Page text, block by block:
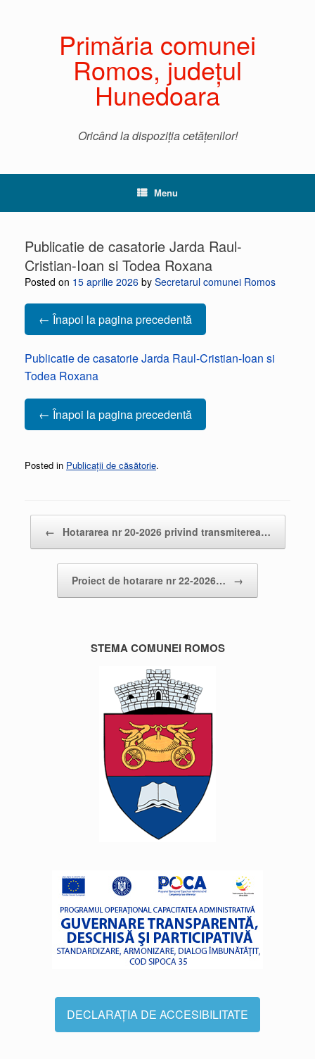
Primăria comunei
Romos, județul
Hunedoara
Oricând la dispoziția cetățenilor!
Menu
Publicatie de casatorie Jarda Raul-
Cristian-Ioan si Todea Roxana
Posted on 15 aprilie 2026 by Secretarul comunei Romos
← Înapoi la pagina precedentă
Publicatie de casatorie Jarda Raul-Cristian-Ioan si
Todea Roxana
← Înapoi la pagina precedentă
Posted in Publicații de căsătorie.
← Hotararea nr 20-2026 privind transmiterea…
Proiect de hotarare nr 22-2026… →
STEMA COMUNEI ROMOS
DECLARAȚIA DE ACCESIBILITATE